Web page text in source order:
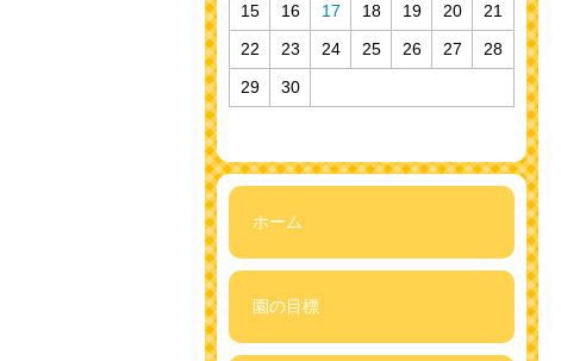
15
16 17 18 19 20
21
22
23 24 25 26 27
28
29
30
ホーム
園の目標